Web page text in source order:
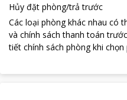
Hủy đặt phòng/trả trước
Các loại phòng khác nhau có
và chính sách thanh toán
tiết chính sách phòng khi